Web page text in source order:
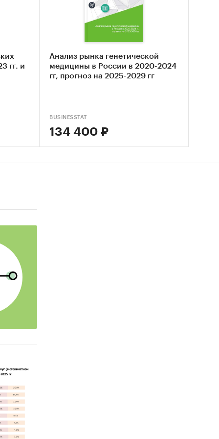
Кроме
:
его
и
гг. и
Анализ рынка генетической
медицины в России в 2020-2024
гг, прогноз на 2025-2029 гг
BUSINESSTAT
134 400 ₽